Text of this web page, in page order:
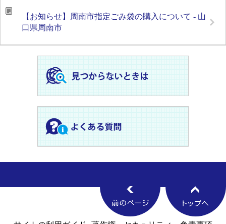
【お知らせ】周南市指定ごみ袋の購入について - 山
口県周南市